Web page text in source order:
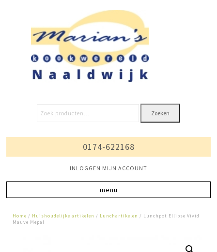
Zoeken
0174-622168
INLOGGEN MIJN ACCOUNT
Home / Huishoudelijke artikelen / Lunchartikelen / Lunchpot Ellipse Vivid
Mauve Mepal